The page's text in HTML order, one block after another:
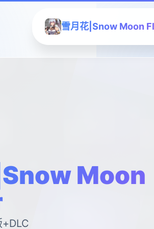
雪月花|Snow Moon
Moon